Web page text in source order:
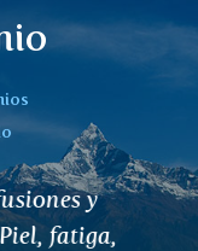
discal,
semana de